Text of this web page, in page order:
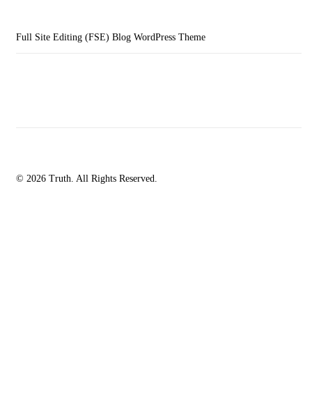
Full Site Editing (FSE) Blog WordPress Theme
© 2026 Truth. All Rights Reserved.